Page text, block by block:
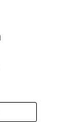
milhões no
na